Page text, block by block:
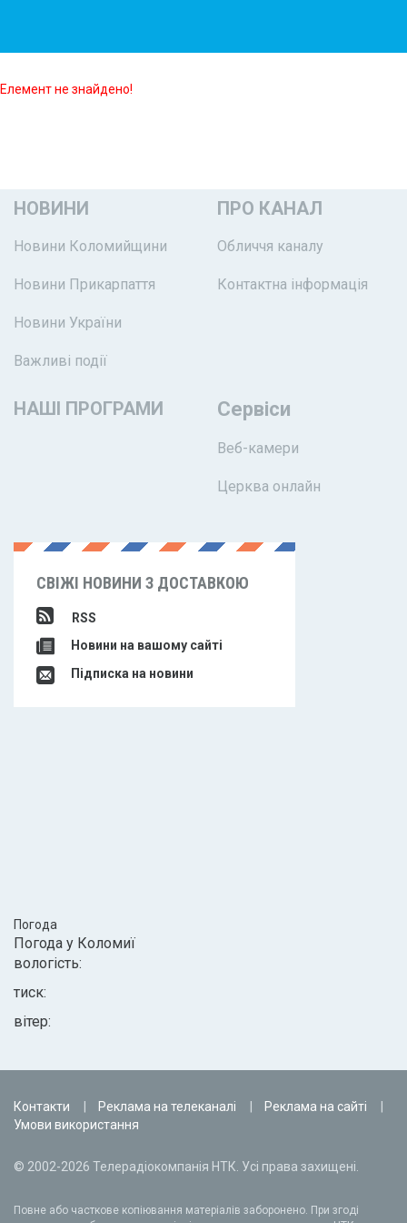
Елемент не знайдено!
НОВИНИ
Новини Коломийщини
Новини Прикарпаття
Новини України
Важливі події
ПРО КАНАЛ
Обличчя каналу
Контактна інформація
НАШІ ПРОГРАМИ Сервіси
Веб-камери
Церква онлайн
СВІЖІ НОВИНИ З ДОСТАВКОЮ
RSS
Новини на вашому сайті
Підписка на новини
Погода
Погода у Коломиї
вологість:
тиск:
вітер:
Контакти Реклама на телеканалі
Реклама на сайті
Умови використання
© 2002-2026 Телерадіокомпанія НТК. Усі права захищені.
Повне або часткове копіювання матеріалів заборонено. При згоді